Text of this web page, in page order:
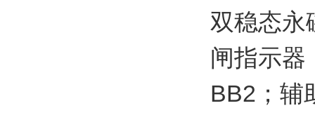
双稳态永
闸指示
BB2；辅